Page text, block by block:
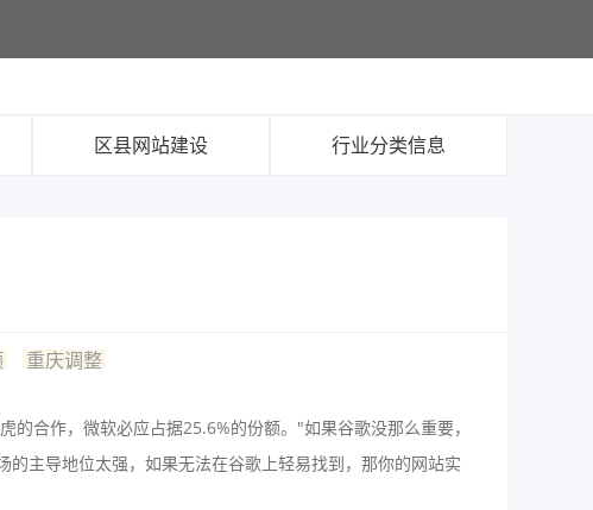
区县网站建设 行业分类信息
重庆调整
合作，微软必应占据25.6%的份额。"如果谷歌没那么重要，
主导地位太强，如果无法在谷歌上轻易找到，那你的网站实